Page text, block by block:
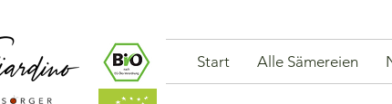
Start Alle Sämereien